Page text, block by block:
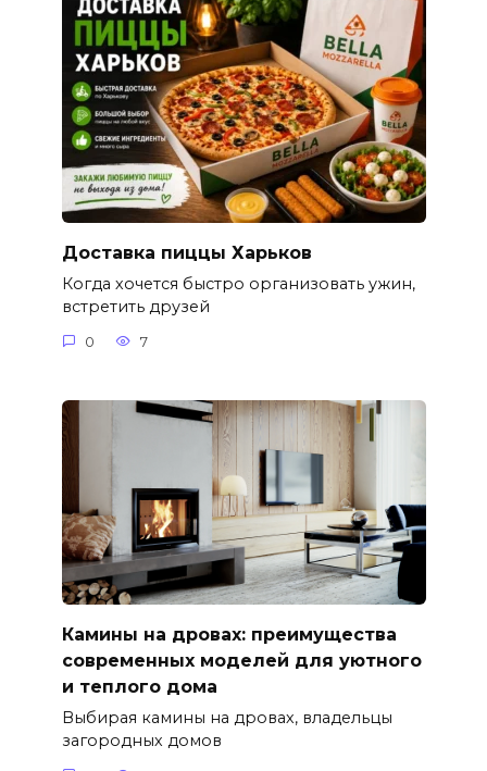
Доставка пиццы Харьков
Когда хочется быстро организовать ужин,
встретить друзей
0 7
Камины на дровах: преимущества
современных моделей для уютного
и теплого дома
Выбирая камины на дровах, владельцы
загородных домов